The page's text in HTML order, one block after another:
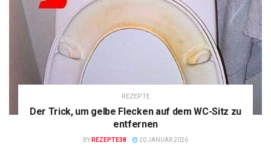
REZEPTE
Der Trick, um gelbe Flecken auf dem WC-Sitz zu
entfernen
BY REZEPTE38 20 JANUAR 2026